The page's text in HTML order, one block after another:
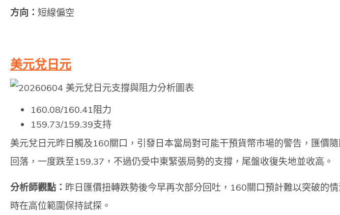
方向： 短線偏空
美元兌日元
160.08/160.41阻力
159.73/159.39支持
美元兌日元昨日觸及160關口，引發日本當局對可能干預貨幣市場的警告，匯價
回落，一度跌至159.37，不過仍受中東緊張局勢的支撐，尾盤收復失地並收高。
分析師觀點： 昨日匯價扭轉跌勢後今早再次部分回吐，160關口預計難以突破的
時在高位範圍保持試探。